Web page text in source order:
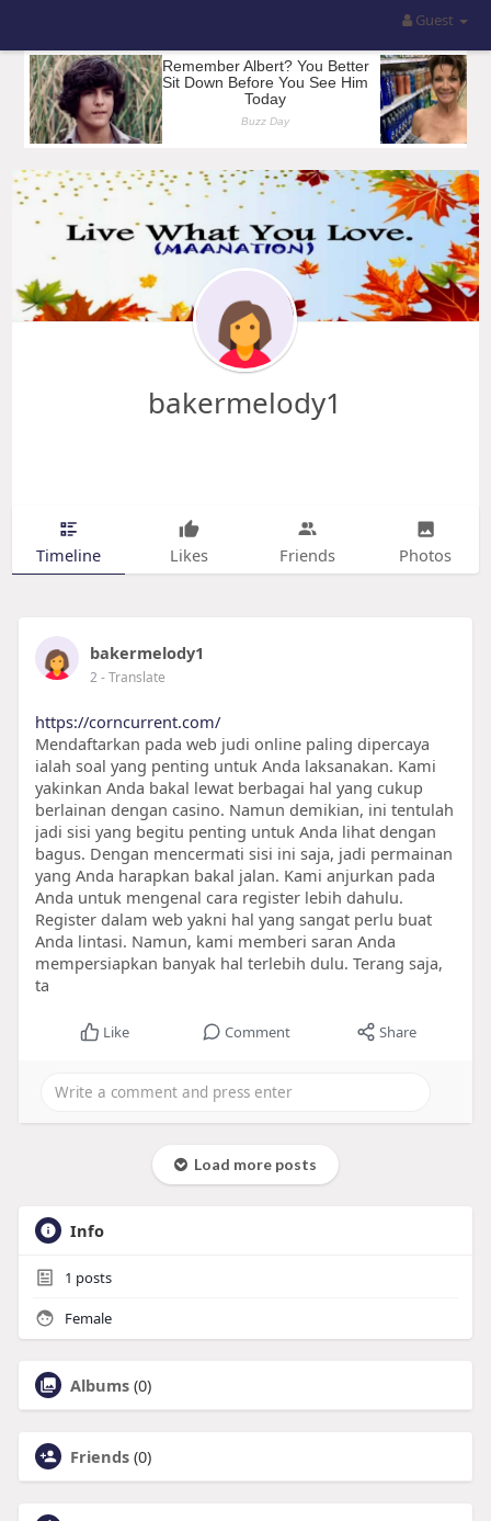
Guest
bakermelody1
Timeline Likes Friends Photos
bakermelody1
2- Translate
https://corncurrent.com/
Mendaftarkan pada web judi online paling dipercaya
ialah soal yang penting untuk Anda laksanakan. Kami
yakinkan Anda bakal lewat berbagai hal yang cukup
berlainan dengan casino. Namun demikian, ini tentulah
jadi sisi yang begitu penting untuk Anda lihat dengan
bagus. Dengan mencermati sisi ini saja, jadi permainan
yang Anda harapkan bakal jalan. Kami anjurkan pada
Anda untuk mengenal cara register lebih dahulu.
Register dalam web yakni hal yang sangat perlu buat
Anda lintasi. Namun, kami memberi saran Anda
mempersiapkan banyak hal terlebih dulu. Terang saja,
ta
Like Comment Share
Load more posts
Info
1 posts
Female
Albums (0)
Friends (0)